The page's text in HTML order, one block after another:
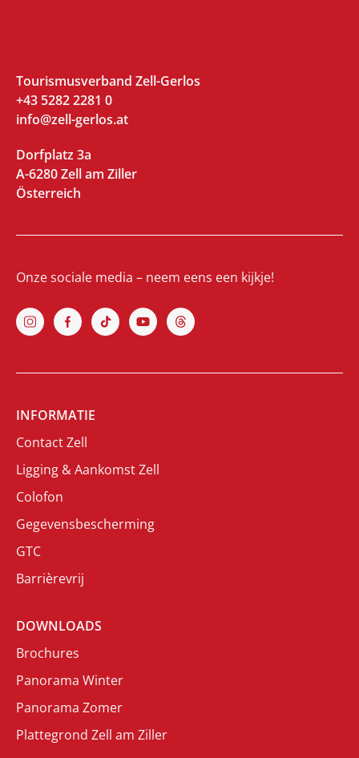
Tourismusverband Zell-Gerlos
+43 5282 2281 0
info@zell-gerlos.at
Dorfplatz 3a
A-6280 Zell am Ziller
Österreich
Onze sociale media – neem eens een kijkje!
INFORMATIE
Contact Zell
Ligging & Aankomst Zell
Colofon
Gegevensbescherming
GTC
Barrièrevrij
DOWNLOADS
Brochures
Panorama Winter
Panorama Zomer
Plattegrond Zell am Ziller